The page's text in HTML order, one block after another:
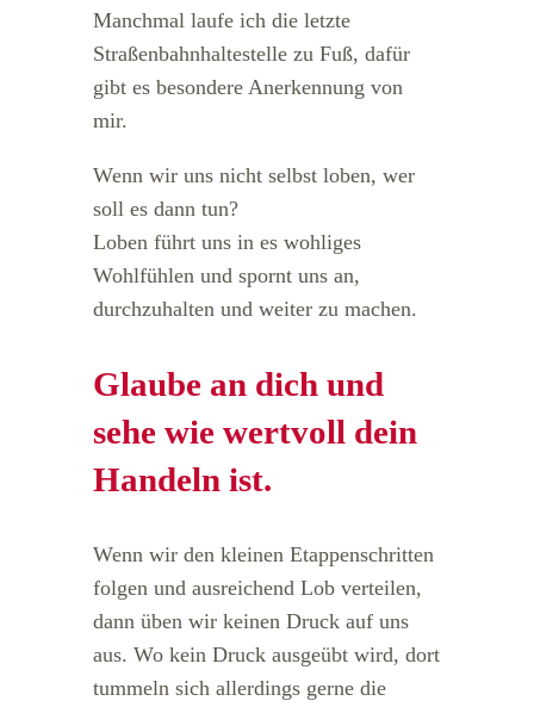
Manchmal laufe ich die letzte
Straßenbahnhaltestelle zu Fuß, dafür
gibt es besondere Anerkennung von
mir.
Wenn wir uns nicht selbst loben, wer
soll es dann tun?
Loben führt uns in es wohliges
Wohlfühlen und spornt uns an,
durchzuhalten und weiter zu machen.
Glaube an dich und
sehe wie wertvoll dein
Handeln ist.
Wenn wir den kleinen Etappenschritten
folgen und ausreichend Lob verteilen,
dann üben wir keinen Druck auf uns
aus. Wo kein Druck ausgeübt wird, dort
tummeln sich allerdings gerne die